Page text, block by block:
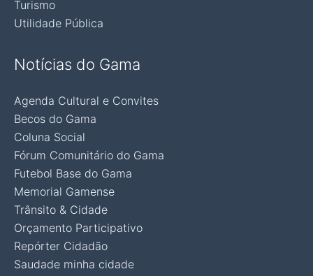
Turismo
Utilidade Pública
Notícias do Gama
Agenda Cultural e Convites
Becos do Gama
Coluna Social
Fórum Comunitário do Gama
Futebol Base do Gama
Memorial Gamense
Trânsito & Cidade
Orçamento Participativo
Repórter Cidadão
Saudade minha cidade